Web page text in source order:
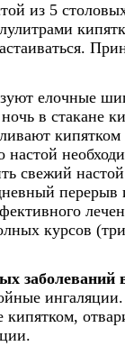
из 5
елочные
в стакане
свежий
перерыв
курсов
заболеваний